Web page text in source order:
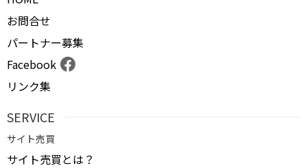
フリーワード
お問合せ
パートナー募集
Facebook
リンク集
SERVICE
サイト売買
サイト売買とは？